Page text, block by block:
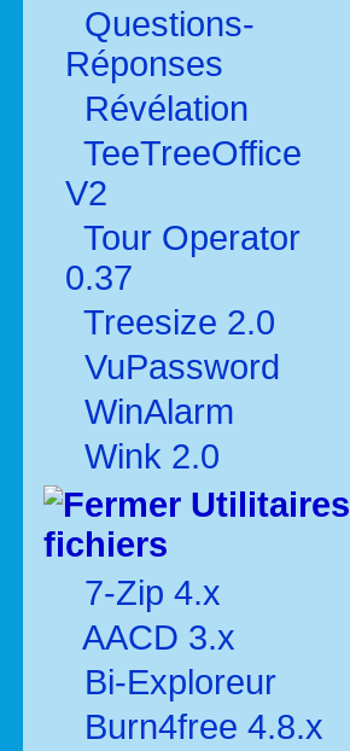
Questions-
Réponses
Révélation
TeeTreeOffice
V2
Tour Operator
0.37
Treesize 2.0
VuPassword
WinAlarm
Wink 2.0
Utilitaires
fichiers
7-Zip 4.x
AACD 3.x
Bi-Exploreur
Burn4free 4.8.x